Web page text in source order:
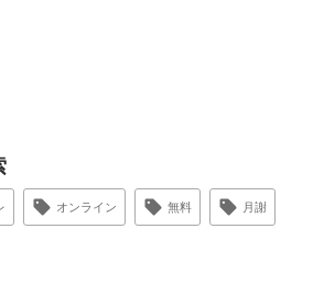
オンライン 無料 月謝